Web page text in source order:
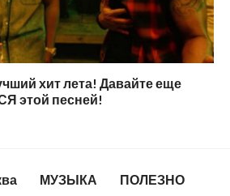
хит лета! Давайте еще
этой песней!
МУЗЫКА ПОЛЕЗНО